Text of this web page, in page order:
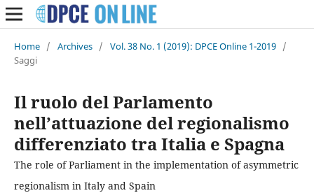
Home / Archives / Vol. 38 No. 1 (2019): DPCE Online 1-2019 /
Saggi
Il ruolo del Parlamento
nell’attuazione del regionalismo
differenziato tra Italia e Spagna
The role of Parliament in the implementation of asymmetric
regionalism in Italy and Spain